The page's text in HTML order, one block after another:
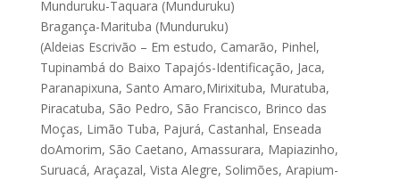
Munduruku-Taquara (Munduruku)
Bragança-Marituba (Munduruku)
(Aldeias Escrivão – Em estudo, Camarão, Pinhel,
Tupinambá do Baixo Tapajós-Identificação, Jaca,
Paranapixuna, Santo Amaro,Mirixituba, Muratuba,
Piracatuba, São Pedro, São Francisco, Brinco das
Moças, Limão Tuba, Pajurá, Castanhal, Enseada
doAmorim, São Caetano, Amassurara, Mapiazinho,
Suruacá, Araçazal, Vista Alegre, Solimões, Arapium-